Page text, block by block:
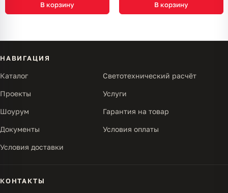
В корзину В корзину
НАВИГАЦИЯ
Каталог Светотехнический расчёт
Проекты Услуги
Шоурум Гарантия на товар
Документы Условия оплаты
Условия доставки
КОНТАКТЫ